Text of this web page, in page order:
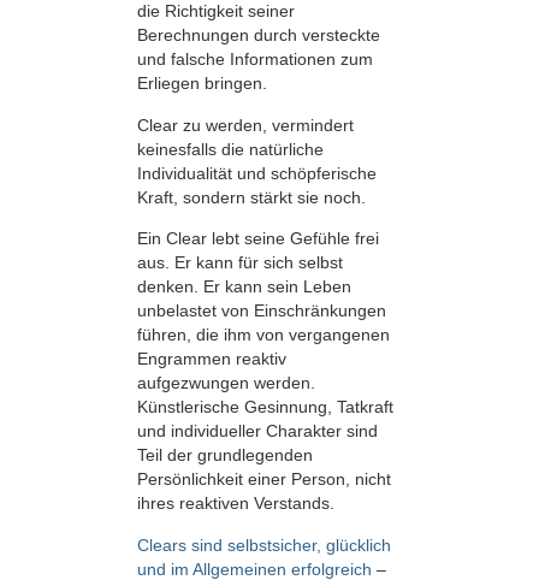
die Richtigkeit seiner
Berechnungen durch versteckte
und falsche Informationen zum
Erliegen bringen.
Clear zu werden, vermindert
keinesfalls die natürliche
Individualität und schöpferische
Kraft, sondern stärkt sie noch.
Ein Clear lebt seine Gefühle frei
aus. Er kann für sich selbst
denken. Er kann sein Leben
unbelastet von Einschränkungen
führen, die ihm von vergangenen
Engrammen reaktiv
aufgezwungen werden.
Künstlerische Gesinnung, Tatkraft
und individueller Charakter sind
Teil der grundlegenden
Persönlichkeit einer Person, nicht
ihres reaktiven Verstands.
Clears sind selbstsicher, glücklich
und im Allgemeinen erfolgreich –